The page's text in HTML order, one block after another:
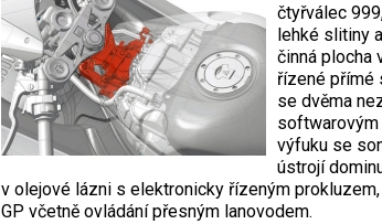
čtyřválec
lehké slitiny
činná plocha
řízené přímé
se dvěma
softwarovým
výfuku se
ústrojí
v olejové lázni s elektronicky ­řízeným
GP včetně ovládání přesným lanovodem.